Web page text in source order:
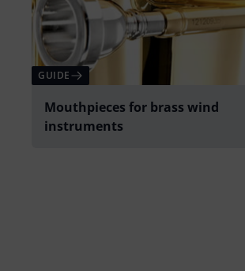
GUIDE
Mouthpieces for brass wind
instruments